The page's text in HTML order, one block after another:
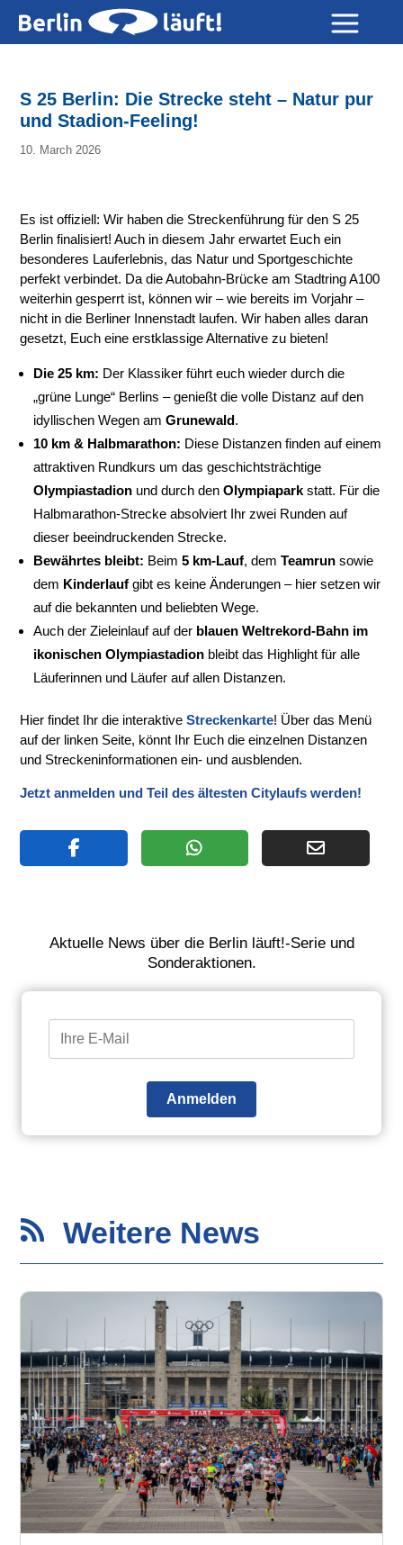
S 25 Berlin: Die Strecke steht – Natur pur
und Stadion-Feeling!
10. March 2026
Es ist offiziell: Wir haben die Streckenführung für den S 25
Berlin finalisiert! Auch in diesem Jahr erwartet Euch ein
besonderes Lauferlebnis, das Natur und Sportgeschichte
perfekt verbindet. Da die Autobahn-Brücke am Stadtring A100
weiterhin gesperrt ist, können wir – wie bereits im Vorjahr –
nicht in die Berliner Innenstadt laufen. Wir haben alles daran
gesetzt, Euch eine erstklassige Alternative zu bieten!
Die 25 km: Der Klassiker führt euch wieder durch die
„grüne Lunge“ Berlins – genießt die volle Distanz auf den
idyllischen Wegen amGrunewald.
10 km & Halbmarathon: Diese Distanzen finden auf einem
attraktiven Rundkurs um das geschichtsträchtige
Olympiastadion und durch denOlympiapark statt. Für die
Halbmarathon-Strecke absolviert Ihr zwei Runden auf
dieser beeindruckenden Strecke.
Bewährtes bleibt: Beim5 km-Lauf, demTeamrun sowie
dem Kinderlauf gibt es keine Änderungen – hier setzen wir
auf die bekannten und beliebten Wege.
Auch der Zieleinlauf auf der blauen Weltrekord-Bahn im
ikonischen Olympiastadion bleibt das Highlight für alle
Läuferinnen und Läufer auf allen Distanzen.
Hier findet Ihr die interaktiveStreckenkarte! Über das Menü
auf der linken Seite, könnt Ihr Euch die einzelnen Distanzen
und Streckeninformationen ein- und ausblenden.
Jetzt anmelden und Teil des ältesten Citylaufs werden!
Aktuelle News über die Berlin läuft!-Serie und
Sonderaktionen.
Anmelden
 Weitere News